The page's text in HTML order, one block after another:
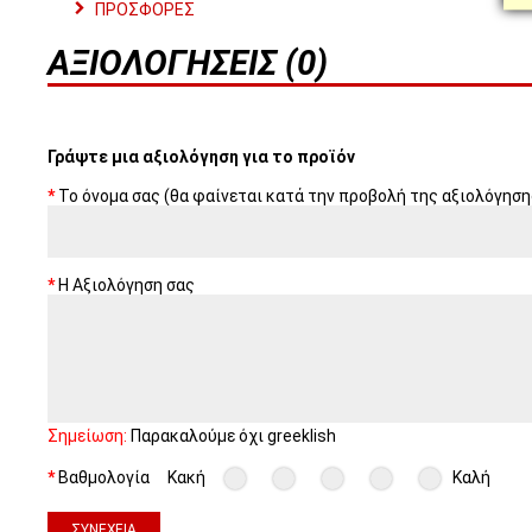
ΠΡΟΣΦΟΡΕΣ
ΑΞΙΟΛΟΓΉΣΕΙΣ (0)
Γράψτε μια αξιολόγηση για το προϊόν
Το όνομα σας (θα φαίνεται κατά την προβολή της
Η Αξιολόγηση σας
Σημείωση: Παρακαλούμε όχι greeklish
Βαθμολογία Κακή Καλή